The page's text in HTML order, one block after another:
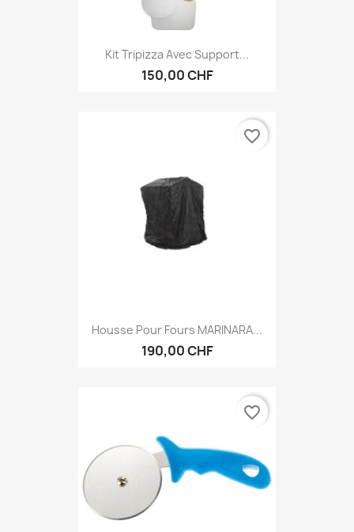
Kit Tripizza Avec Support...
150,00 CHF
Housse Pour Fours MARINARA...
190,00 CHF
favorite_border
favorite_border